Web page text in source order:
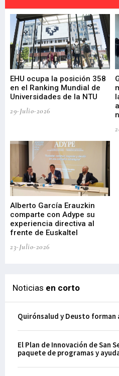
EHU ocupa la posición 358
en el Ranking Mundial de
Universidades de la NTU
29-Julio-2026
Alberto García Erauzkin
comparte con Adype su
experiencia directiva al
frente de Euskaltel
23-Julio-2026
Noticias en corto
Quirónsalud y Deusto
El Plan de Innovación de San
paquete de programas y